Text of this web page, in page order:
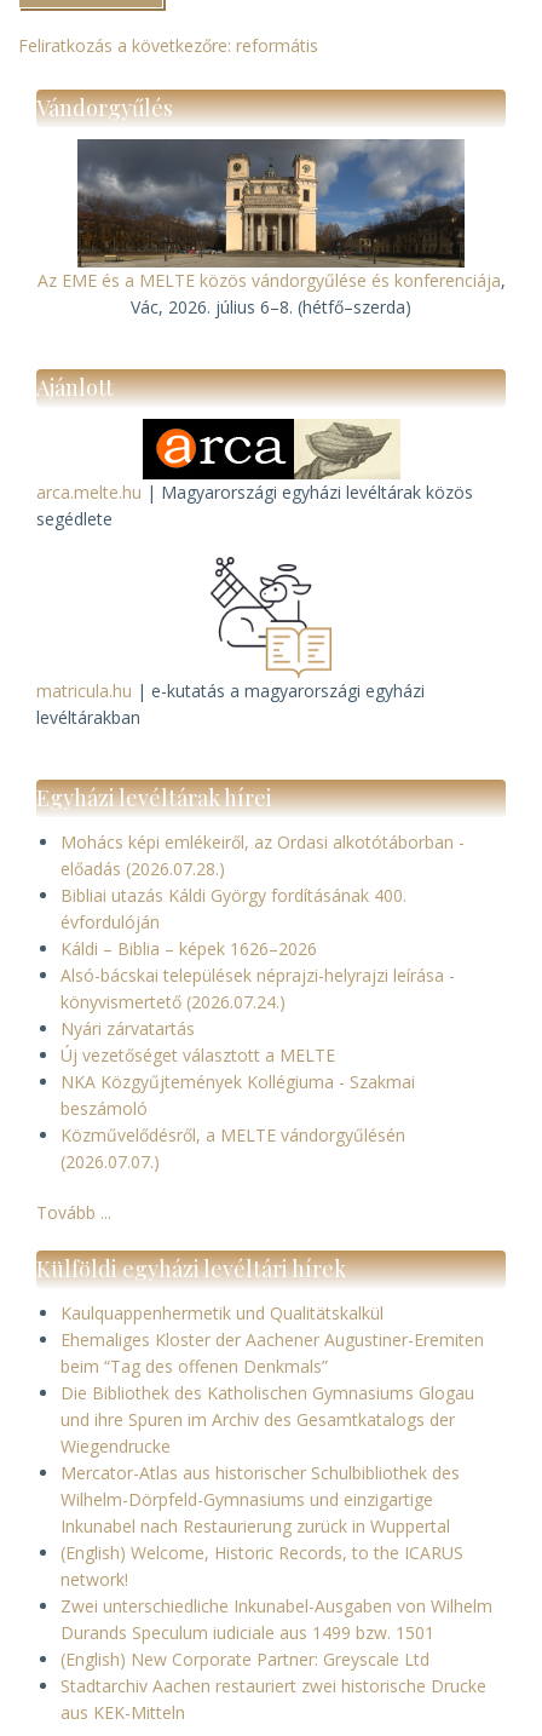
anyakönyvek
visszaadása
Szerbiában)
Feliratkozás a következőre: reformátis
Vándorgyűlés
Az EME és a MELTE közös vándorgyűlése és konferenciája,
Vác, 2026. július 6–8. (hétfő–szerda)
Ajánlott
arca.melte.hu | Magyarországi egyházi levéltárak közös
segédlete
matricula.hu | e-kutatás a magyarországi egyházi
levéltárakban
Egyházi levéltárak hírei
Mohács képi emlékeiről, az Ordasi alkotótáborban -
előadás (2026.07.28.)
Bibliai utazás Káldi György fordításának 400.
évfordulóján
Káldi – Biblia – képek 1626–2026
Alsó-bácskai települések néprajzi-helyrajzi leírása -
könyvismertető (2026.07.24.)
Nyári zárvatartás
Új vezetőséget választott a MELTE
NKA Közgyűjtemények Kollégiuma - Szakmai
beszámoló
Közművelődésről, a MELTE vándorgyűlésén
(2026.07.07.)
Tovább ...
Külföldi egyházi levéltári hírek
Kaulquappenhermetik und Qualitätskalkül
Ehemaliges Kloster der Aachener Augustiner-Eremiten
beim “Tag des offenen Denkmals”
Die Bibliothek des Katholischen Gymnasiums Glogau
und ihre Spuren im Archiv des Gesamtkatalogs der
Wiegendrucke
Mercator-Atlas aus historischer Schulbibliothek des
Wilhelm-Dörpfeld-Gymnasiums und einzigartige
Inkunabel nach Restaurierung zurück in Wuppertal
(English) Welcome, Historic Records, to the ICARUS
network!
Zwei unterschiedliche Inkunabel-Ausgaben von Wilhelm
Durands Speculum iudiciale aus 1499 bzw. 1501
(English) New Corporate Partner: Greyscale Ltd
Stadtarchiv Aachen restauriert zwei historische Drucke
aus KEK-Mitteln